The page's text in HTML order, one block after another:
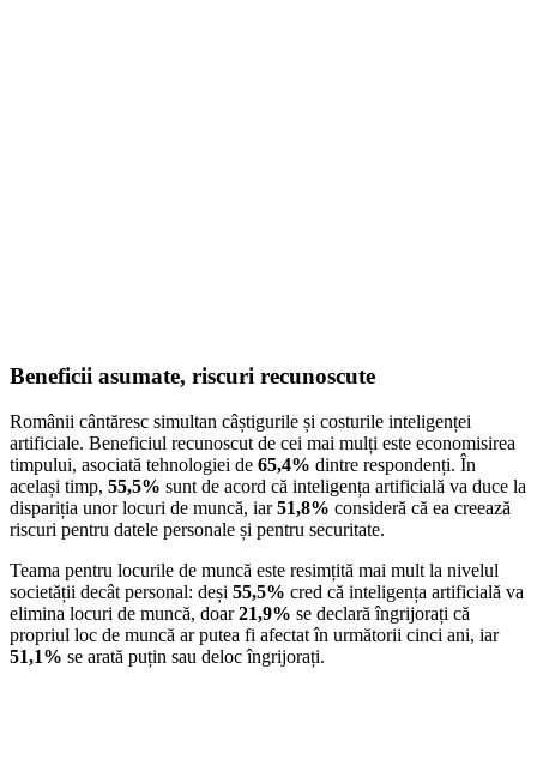
Beneficii asumate, riscuri recunoscute
Românii cântăresc simultan câștigurile și costurile inteligenței
artificiale. Beneficiul recunoscut de cei mai mulți este economisirea
timpului, asociată tehnologiei de 65,4% dintre respondenți. În
același timp, 55,5% sunt de acord că inteligența artificială va duce la
dispariția unor locuri de muncă, iar51,8% consideră că ea creează
riscuri pentru datele personale și pentru securitate.
Teama pentru locurile de muncă este resimțită mai mult la nivelul
societății decât personal: deși 55,5% cred că inteligența artificială va
elimina locuri de muncă, doar21,9% se declară îngrijorați că
propriul loc de muncă ar putea fi afectat în următorii cinci ani, iar
51,1% se arată puțin sau deloc îngrijorați.